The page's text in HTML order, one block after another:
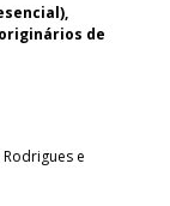
de
e